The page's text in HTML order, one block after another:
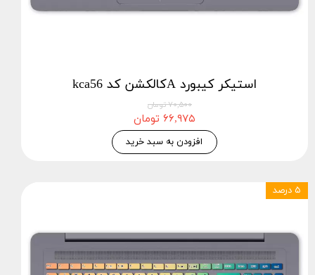
استيكر كيبورد Aکالکشن کد kca56
۷۰,۵۰۰ تومان
۶۶,۹۷۵ تومان
افزودن به سبد خرید
۵ درصد